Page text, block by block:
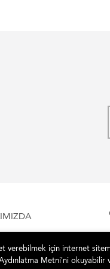
verebilmek için internet
Metni’ni